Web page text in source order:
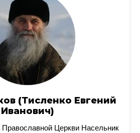
(Тисленко Евгений
Иванович)
Церкви Насельник